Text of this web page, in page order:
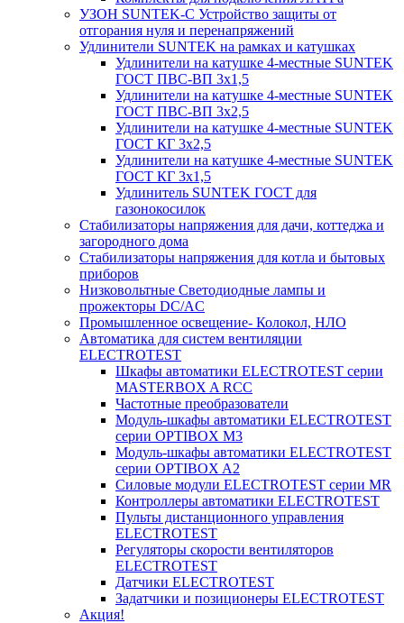
УЗОН SUNTEK-C Устройство защиты от
отгорания нуля и перенапряжений
Удлинители SUNTEK на рамках и катушках
Удлинители на катушке 4-местные SUNTEK
ГОСТ ПВС-ВП 3х1,5
Удлинители на катушке 4-местные SUNTEK
ГОСТ ПВС-ВП 3х2,5
Удлинители на катушке 4-местные SUNTEK
ГОСТ КГ 3х2,5
Удлинители на катушке 4-местные SUNTEK
ГОСТ КГ 3х1,5
Удлинитель SUNTEK ГОСТ для
газонокосилок
Стабилизаторы напряжения для дачи, коттеджа и
загородного дома
Стабилизаторы напряжения для котла и бытовых
приборов
Низковольтные Светодиодные лампы и
прожекторы DC/AC
Промышленное освещение- Колокол, НЛО
Автоматика для систем вентиляции
ELECTROTEST
Шкафы автоматики ELECTROTEST серии
MASTERBOX A RCC
Частотные преобразователи
Модуль-шкафы автоматики ELECTROTEST
серии OPTIBOX M3
Модуль-шкафы автоматики ELECTROTEST
серии OPTIBOX A2
Силовые модули ELECTROTEST серии MR
Контроллеры автоматики ELECTROTEST
Пульты дистанционного управления
ELECTROTEST
Регуляторы скорости вентиляторов
ELECTROTEST
Датчики ELECTROTEST
Задатчики и позиционеры ELECTROTEST
Акция!